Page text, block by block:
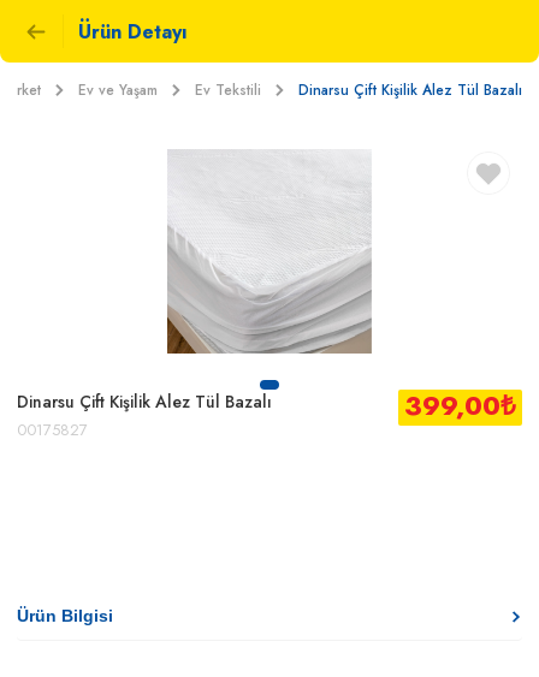
Ürün Detayı
Ev ve Yaşam Ev Tekstili Dinarsu Çift Kişilik Alez Tül Bazalı
Dinarsu Çift Kişilik Alez Tül Bazalı
00175827
399,00₺
Ürün Bilgisi